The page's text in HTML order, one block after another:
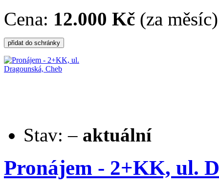
Cena: 12.000 Kč (za měsíc)
Stav: – aktuální
Pronájem - 2+KK, ul.